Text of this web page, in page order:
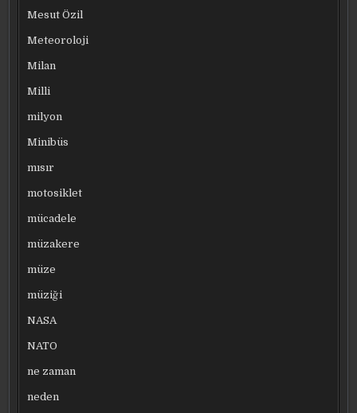
Mesut Özil
Meteoroloji
Milan
Milli
milyon
Minibüs
mısır
motosiklet
mücadele
müzakere
müze
müziği
NASA
NATO
ne zaman
neden